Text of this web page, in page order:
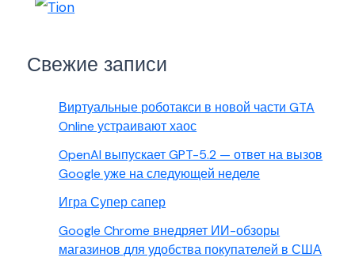
Свежие записи
Виртуальные роботакси в новой части GTA
Online устраивают хаос
OpenAI выпускает GPT-5.2 — ответ на вызов
Google уже на следующей неделе
Игра Супер сапер
Google Chrome внедряет ИИ-обзоры
магазинов для удобства покупателей в США